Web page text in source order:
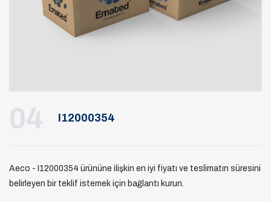
04 I12000354
Aeco - I12000354 ürününe ilişkin en iyi fiyatı ve teslimatın süresini
belirleyen bir teklif istemek için bağlantı kurun.